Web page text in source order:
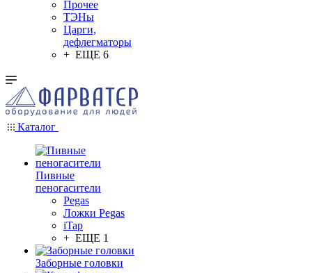
Прочее
ТЭНы
Царги,
дефлегматоры
+ ЕЩЕ 6
Каталог
Пивные
пеногасители
Pegas
Ложки Pegas
iTap
+ ЕЩЕ 1
Заборные головки